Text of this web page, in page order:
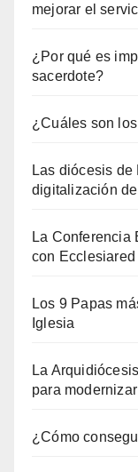
mejorar el
¿Por qué es
sacerdote?
¿Cuáles son
Las diócesis de
digitalización
La Conferencia
con Ecclesiared
Los 9 Papas
Iglesia
La
para
¿Cómo